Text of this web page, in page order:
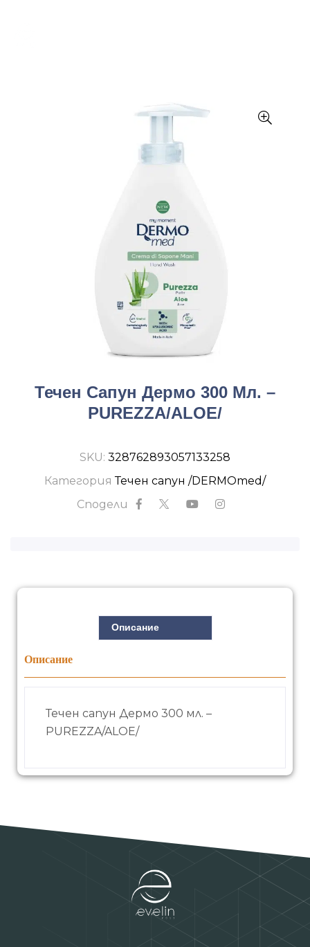
Течен Сапун Дермо 300 Мл. –
PUREZZA/ALOE/
SKU: 328762893057133258
КатегорияТечен сапун /DERMOmed/
Сподели
Описание
Описание
Течен сапун Дермо 300 мл. –
PUREZZA/ALOE/